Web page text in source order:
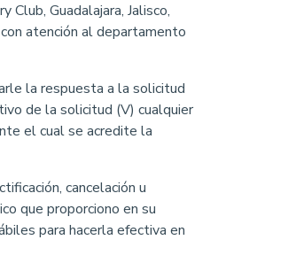
Guadalajara, Jalisco,
con atención al departamento
la respuesta a la solicitud
de la solicitud (V) cualquier
el cual se acredite la
cancelación u
que proporciono en su
para hacerla efectiva en